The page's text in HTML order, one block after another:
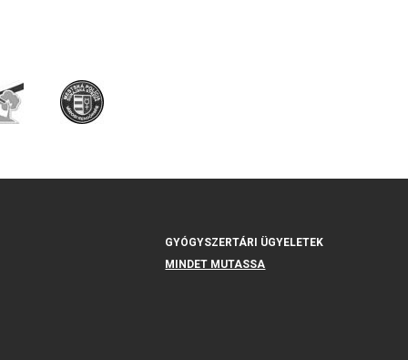
GYÓGYSZERTÁRI ÜGYELETEK
MINDET MUTASSA